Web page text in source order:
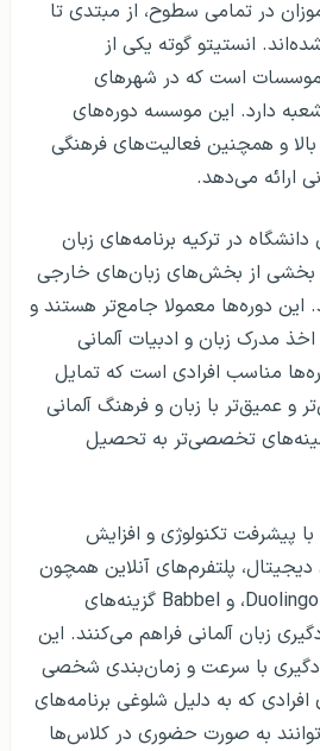
در تمامی سطوح، از مبتدی تا
انستیتو گوته یکی از
موسسات است که در شهرهای
شعبه دارد. این موسسه دوره‌های
و همچنین فعالیت‌های فرهنگی
ارائه می‌دهد.
در ترکیه برنامه‌های زبان
بخشی از بخش‌های زبان‌های خارجی
این دوره‌ها معمولا جامع‌تر هستند و
مدرک زبان و ادبیات آلمانی
مناسب افرادی است که تمایل
و عمیق‌تر با زبان و فرهنگ آلمانی
تخصصی‌تر به تحصیل
با پیشرفت تکنولوژی و افزایش
پلتفرم‌های آنلاین همچون
Duolingo، Rosetta Stone، و Babbel گزینه‌های
زبان آلمانی فراهم می‌کنند. این
با سرعت و زمان‌بندی شخصی
افرادی که به دلیل شلوغی برنامه‌های
به صورت حضوری در کلاس‌ها